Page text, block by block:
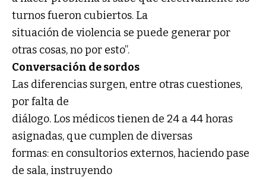
turnos fueron cubiertos. La
situación de violencia se puede generar por
otras cosas, no por esto”.
Conversación de sordos
Las diferencias surgen, entre otras cuestiones,
por falta de
diálogo. Los médicos tienen de 24 a 44 horas
asignadas, que cumplen de diversas
formas: en consultorios externos, haciendo pase
de sala, instruyendo